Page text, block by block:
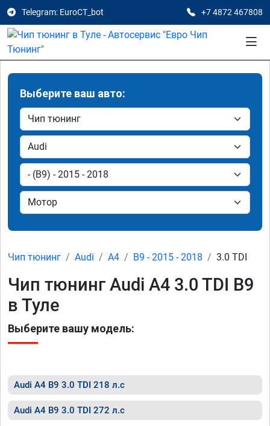
Telegram: EuroCT_bot +7 4872 467808
Выберите ваш авто:
Чип тюнинг Audi A4 B9 - 2015 - 2018 3.0 TDI
Чип тюнинг Audi A4 3.0 TDI B9
в Туле
Выберите вашу модель:
Audi A4 B9 3.0 TDI 218 л.с
Audi A4 B9 3.0 TDI 272 л.с